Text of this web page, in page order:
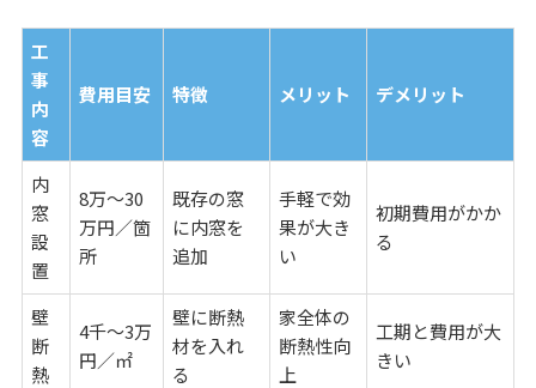
工
事
内
容
費用目安 特徴 メリット デメリット
内
窓
設
置
8万〜30
万円／箇
所
既存の窓
に内窓を
追加
手軽で効
果が大き
い
初期費用がかか
る
壁
断
熱
4千〜3万
円／㎡
壁に断熱
材を入れ
る
家全体の
断熱性向
上
工期と費用が大
きい